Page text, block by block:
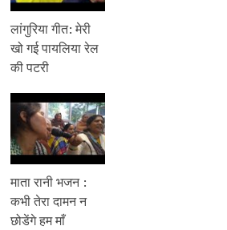
लांगुरिया गीत: मेरी
खो गई पायलिया रेल
की पटरी
माता रानी भजन :
कभी तेरा दामन न
छोडेंगे हम माँ